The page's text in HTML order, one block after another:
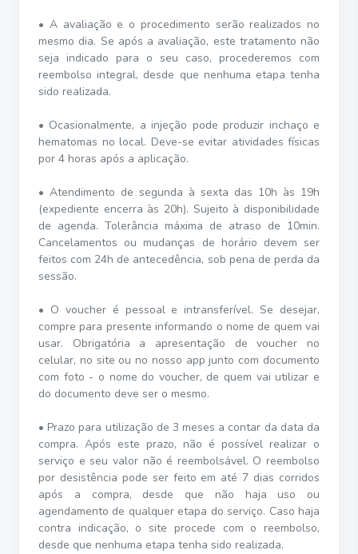
• A avaliação e o procedimento serão realizados no
mesmo dia. Se após a avaliação, este tratamento não
seja indicado para o seu caso, procederemos com
reembolso integral, desde que nenhuma etapa tenha
sido realizada.
• Ocasionalmente, a injeção pode produzir inchaço e
hematomas no local. Deve-se evitar atividades físicas
por 4 horas após a aplicação.
• Atendimento de segunda à sexta das 10h às 19h
(expediente encerra às 20h). Sujeito à disponibilidade
de agenda. Tolerância máxima de atraso de 10min.
Cancelamentos ou mudanças de horário devem ser
feitos com 24h de antecedência, sob pena de perda da
sessão.
• O voucher é pessoal e intransferível. Se desejar,
compre para presente informando o nome de quem vai
usar. Obrigatória a apresentação de voucher no
celular, no site ou no nosso app junto com documento
com foto - o nome do voucher, de quem vai utilizar e
do documento deve ser o mesmo.
• Prazo para utilização de 3 meses a contar da data da
compra. Após este prazo, não é possível realizar o
serviço e seu valor não é reembolsável. O reembolso
por desistência pode ser feito em até 7 dias corridos
após a compra, desde que não haja uso ou
agendamento de qualquer etapa do serviço. Caso haja
contra indicação, o site procede com o reembolso,
desde que nenhuma etapa tenha sido realizada.